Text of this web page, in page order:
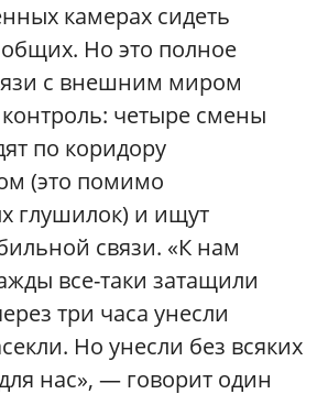
камерах сидеть
Но это полное
с внешним миром
четыре смены
по коридору
(это помимо
глушилок) и ищут
связи. «К нам
все-таки затащили
три часа унесли
Но унесли без всяких
нас», — говорит один